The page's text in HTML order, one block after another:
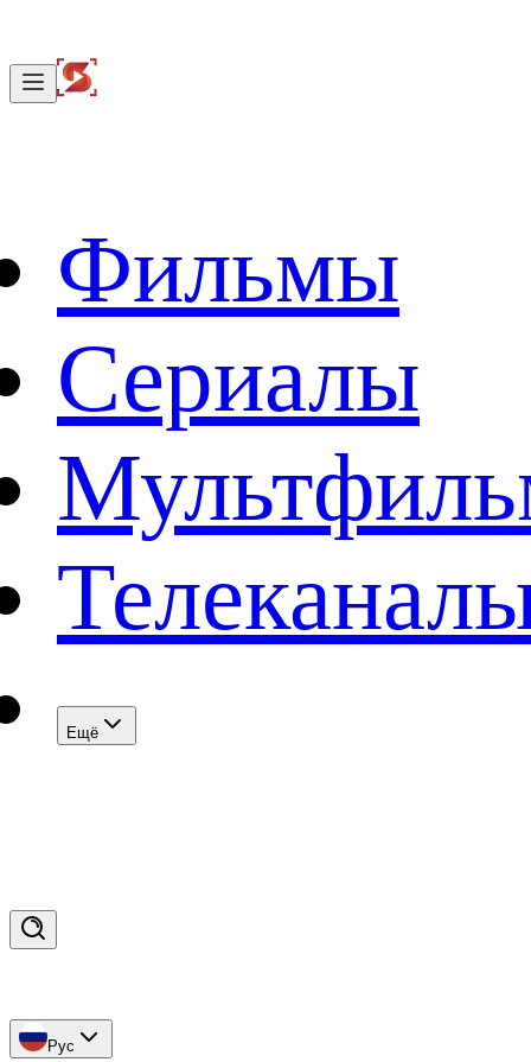
Фильмы
Сериалы
Eщё
Рус